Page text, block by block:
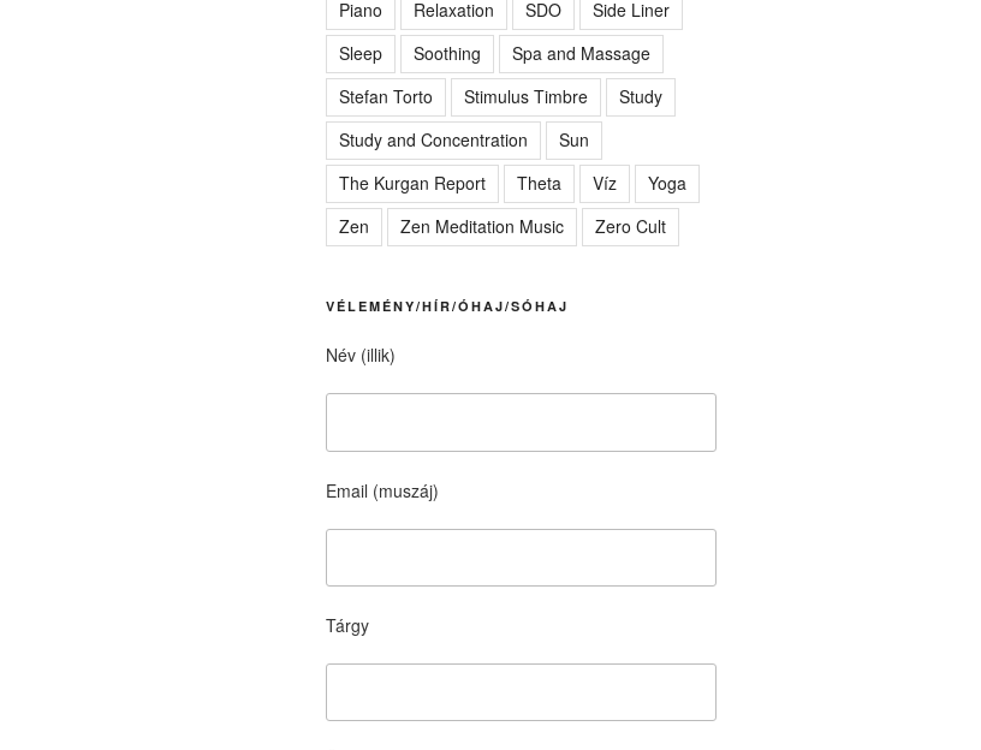
Piano
Relaxation SDO
Side Liner
Sleep
Soothing
Spa and Massage
Stefan Torto
Stimulus Timbre
Study
Study and Concentration
Sun
The Kurgan Report
Theta Víz
Yoga
Zen
Zen Meditation Music Zero Cult
VÉLEMÉNY/HÍR/ÓHAJ/SÓHAJ
Név (illik)
Email (muszáj)
Tárgy